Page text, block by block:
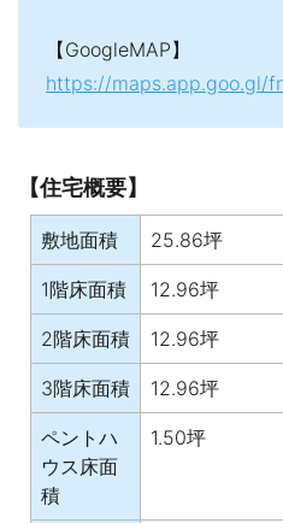
【GoogleMAP】
https://maps.app.goo.gl/
【住宅概要】
敷地面積 25.86坪
1階床面積 12.96坪
2階床面積 12.96坪
3階床面積 12.96坪
ペントハ
ウス床面
積
1.50坪